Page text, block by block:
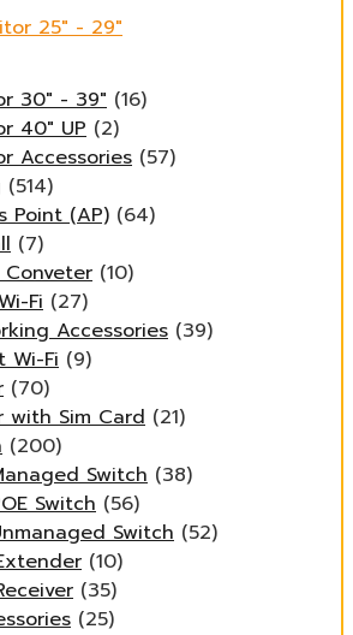
25" - 29"
30" - 39" (16)
40" UP (2)
Accessories (57)
(514)
Point (AP) (64)
(7)
(10)
Fi (27)
Accessories (39)
Wi-Fi (9)
(70)
with Sim Card (21)
(200)
Switch (38)
Switch (56)
Switch (52)
(10)
(35)
(25)